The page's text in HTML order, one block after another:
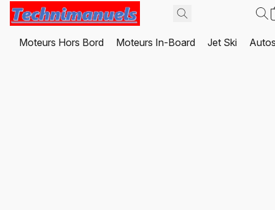
Moteurs Hors Bord Moteurs In-Board Jet Ski